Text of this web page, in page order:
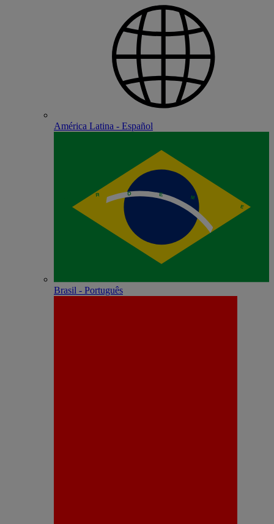
América Latina - Español
Brasil - Português